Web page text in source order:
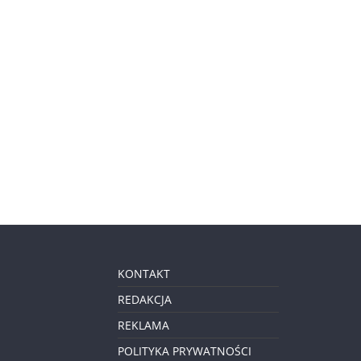
KONTAKT
REDAKCJA
REKLAMA
POLITYKA PRYWATNOŚCI